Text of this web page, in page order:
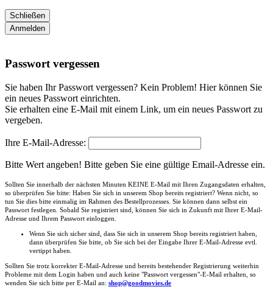
Schließen
Anmelden
Passwort vergessen
Sie haben Ihr Passwort vergessen? Kein Problem! Hier können Sie
ein neues Passwort einrichten.
Sie erhalten eine E-Mail mit einem Link, um ein neues Passwort zu
vergeben.
Ihre E-Mail-Adresse:
Bitte Wert angeben! Bitte geben Sie eine gültige Email-Adresse ein.
Sollten Sie innerhalb der nächsten Minuten KEINE E-Mail mit Ihren Zugangsdaten erhalten,
so überprüfen Sie bitte: Haben Sie sich in unserem Shop bereits registriert? Wenn nicht, so
tun Sie dies bitte einmalig im Rahmen des Bestellprozesses. Sie können dann selbst ein
Passwort festlegen. Sobald Sie registriert sind, können Sie sich in Zukunft mit Ihrer E-Mail-
Adresse und Ihrem Passwort einloggen.
Wenn Sie sich sicher sind, dass Sie sich in unserem Shop bereits registriert haben,
dann überprüfen Sie bitte, ob Sie sich bei der Eingabe Ihrer E-Mail-Adresse evtl.
vertippt haben.
Sollten Sie trotz korrekter E-Mail-Adresse und bereits bestehender Registrierung weiterhin
Probleme mit dem Login haben und auch keine "Passwort vergessen"-E-Mail erhalten, so
wenden Sie sich bitte per E-Mail an: shop@goodmovies.de